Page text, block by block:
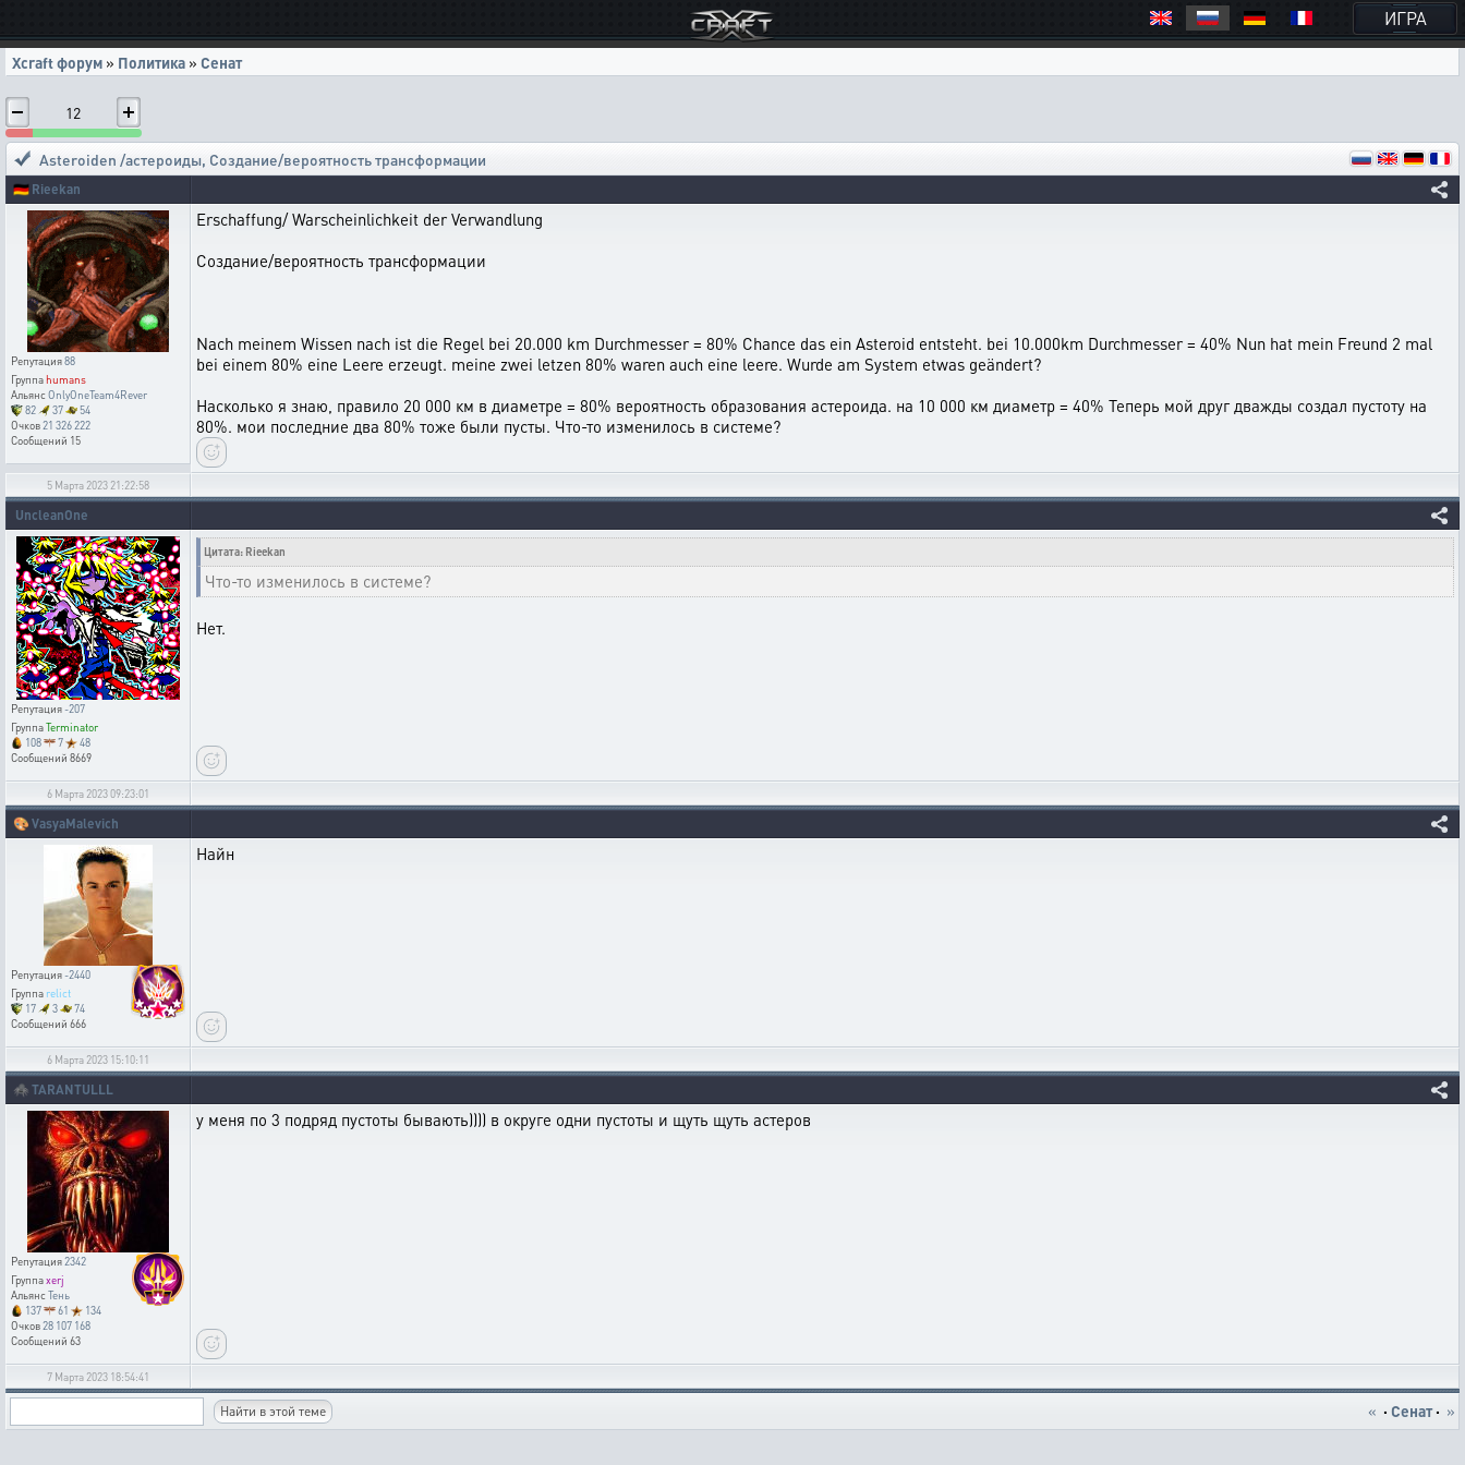
ИГРА
Xcraft форум » Политика » Сенат
12
Asteroiden /астероиды, Создание/вероятность трансформации
🇩🇪 Rieekan
Репутация88
Группаhumans
АльянсOnlyOneTeam4Rever
82
37
54
Очков21 326 222
Сообщений 15
Erschaffung/ Warscheinlichkeit der Verwandlung
Создание/вероятность трансформации
Nach meinem Wissen nach ist die Regel bei 20.000 km Durchmesser = 80% Chance das ein Asteroid entsteht. bei 10.000km Durchmesser = 40% Nun hat mein Freund 2 mal
bei einem 80% eine Leere erzeugt. meine zwei letzen 80% waren auch eine leere. Wurde am System etwas geändert?
Насколько я знаю, правило 20 000 км в диаметре = 80% вероятность образования астероида. на 10 000 км диаметр = 40% Теперь мой друг дважды создал пустоту на
80%. мои последние два 80% тоже были пусты. Что-то изменилось в системе?
5 Марта 2023 21:22:58
UncleanOne
Репутация-207
ГруппаTerminator
108
7
48
Сообщений 8669
Цитата: Rieekan
Что-то изменилось в системе?
Нет.
6 Марта 2023 09:23:01
🎨 VasyaMalevich
Репутация-2440
Группа relict
17
3
74
Сообщений 666
Найн
6 Марта 2023 15:10:11
🕷️ TARANTULLL
Репутация2342
Группаxerj
АльянсТень
137
61
134
Очков28 107 168
Сообщений 63
у меня по 3 подряд пустоты бывають)))) в округе одни пустоты и щуть щуть астеров
7 Марта 2023 18:54:41
« · Сенат· »